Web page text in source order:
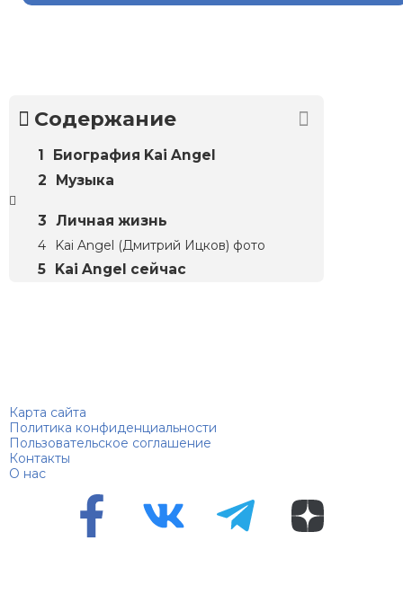
Содержание
Биография Kai Angel
Музыка
Личная жизнь
Kai Angel (Дмитрий Ицков) фото
Kai Angel сейчас
Карта сайта
Политика конфиденциальности
Пользовательское соглашение
Контакты
О нас